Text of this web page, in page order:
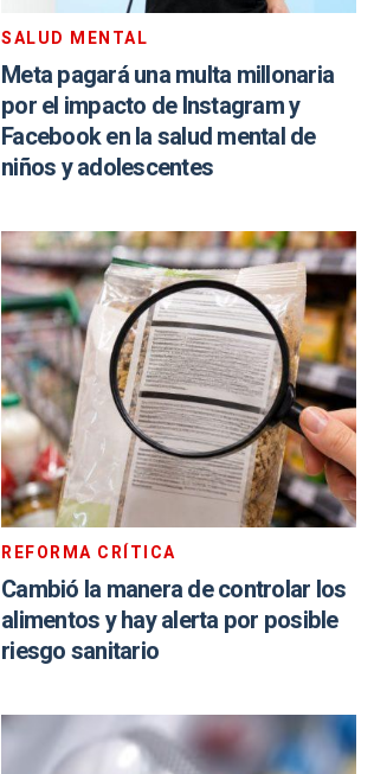
SALUD MENTAL
Meta pagará una multa millonaria
por el impacto de Instagram y
Facebook en la salud mental de
niños y adolescentes
REFORMA CRÍTICA
Cambió la manera de controlar los
alimentos y hay alerta por posible
riesgo sanitario